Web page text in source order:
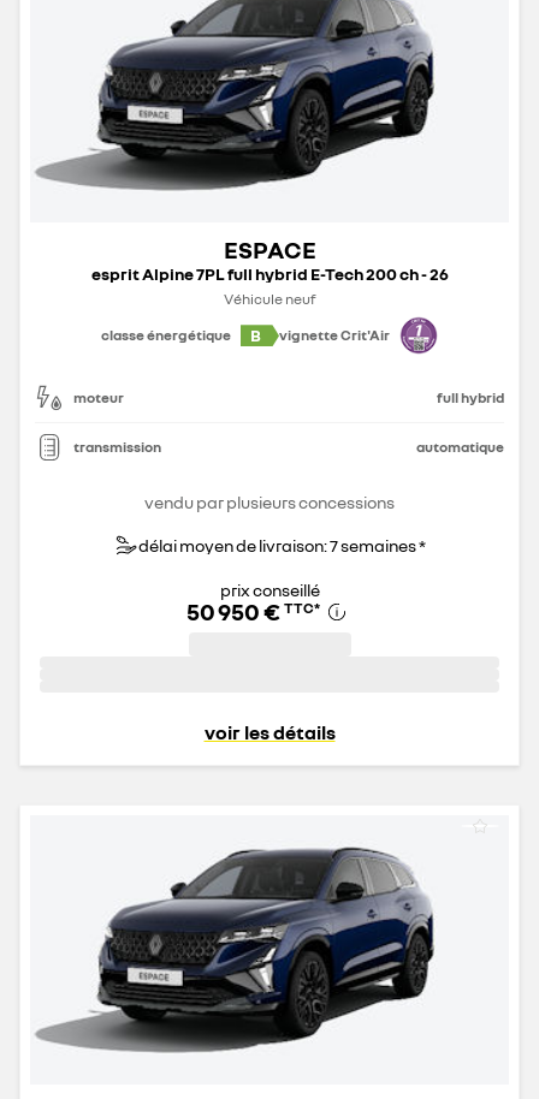
ESPACE
esprit Alpine 7PL full hybrid E-Tech 200 ch - 26
Véhicule neuf
classe énergétique
B vignette Crit'Air
moteur full hybrid
transmission automatique
vendu par plusieurs concessions
délai moyen de livraison: 7 semaines *
prix conseillé
50 950 € TTC*
voir les détails